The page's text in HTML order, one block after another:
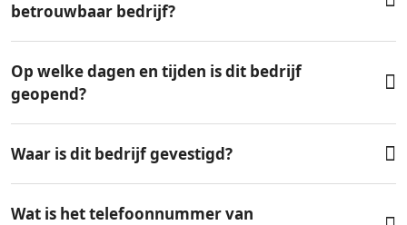
betrouwbaar bedrijf?
Op welke dagen en tijden is dit bedrijf
geopend?
Waar is dit bedrijf gevestigd?
Wat is het telefoonnummer van